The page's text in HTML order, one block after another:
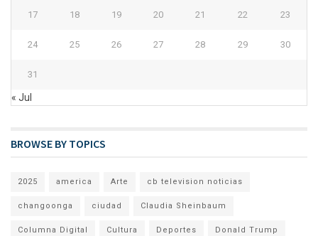
17 18 19 20 21 22 23
24 25 26 27 28 29 30
31
« Jul
BROWSE BY TOPICS
2025 america Arte cb television noticias
changoonga ciudad Claudia Sheinbaum
Columna Digital Cultura Deportes Donald Trump